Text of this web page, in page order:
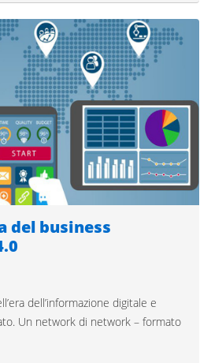
del business
dell’informazione digitale e
Un network di network – formato